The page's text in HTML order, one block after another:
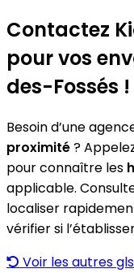
Contactez
pour vos
des-Fossés !
Besoin d’une
proximité?
pour connaître les
applicable.
localiser
vérifier si
Voir les autres